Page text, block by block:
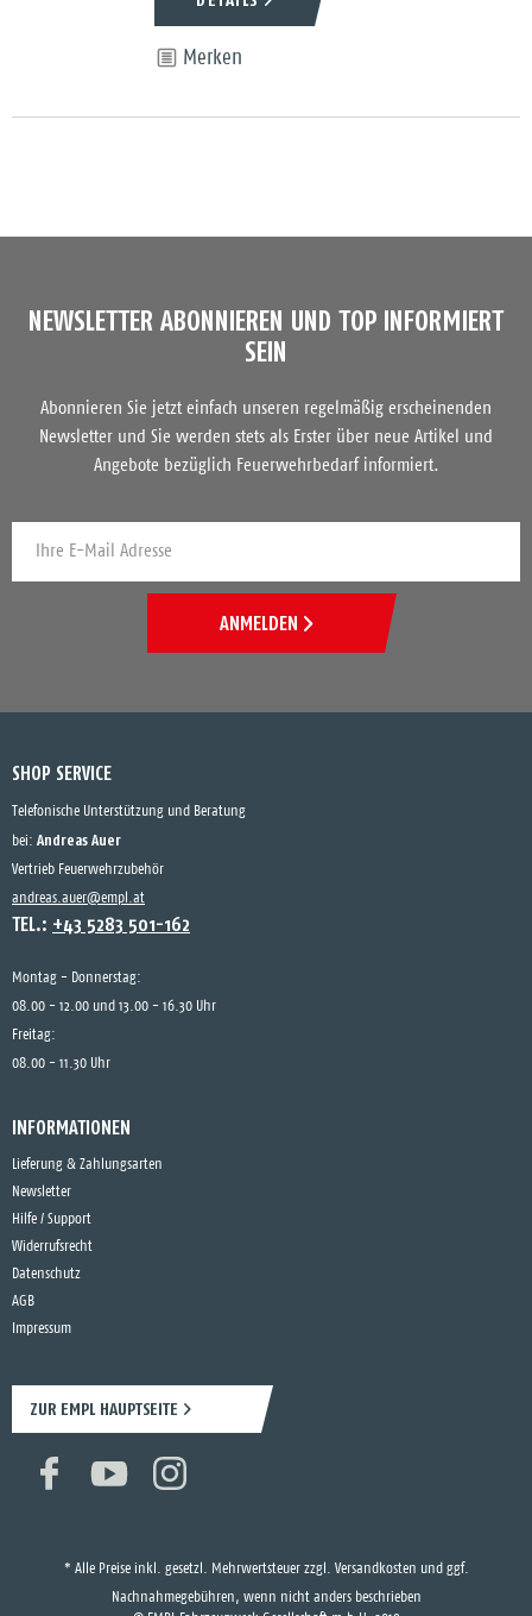
Merken
NEWSLETTER ABONNIEREN UND TOP INFORMIERT
SEIN
Abonnieren Sie jetzt einfach unseren regelmäßig erscheinenden
Newsletter und Sie werden stets als Erster über neue Artikel und
Angebote bezüglich Feuerwehrbedarf informiert.
ANMELDEN
SHOP SERVICE
Telefonische Unterstützung und Beratung
bei: Andreas Auer
Vertrieb Feuerwehrzubehör
andreas.auer@empl.at
TEL.: +43 5283 501-162
Montag - Donnerstag:
08.00 - 12.00 und 13.00 - 16.30 Uhr
Freitag:
08.00 - 11.30 Uhr
INFORMATIONEN
Lieferung & Zahlungsarten
Newsletter
Hilfe / Support
Widerrufsrecht
Datenschutz
AGB
Impressum
ZUR EMPL HAUPTSEITE
* Alle Preise inkl. gesetzl. Mehrwertsteuer zzgl. Versandkosten und ggf.
Nachnahmegebühren, wenn nicht anders beschrieben